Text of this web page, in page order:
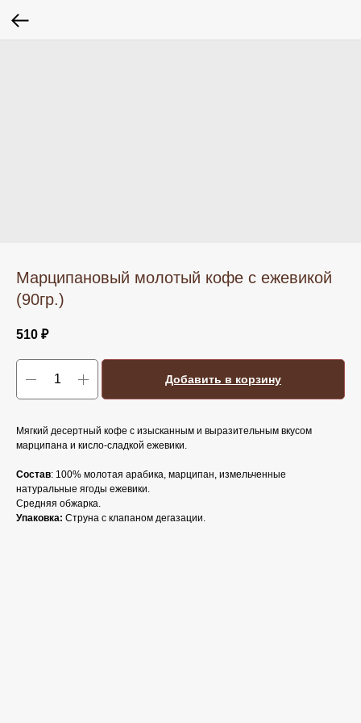
Марципановый молотый кофе с ежевикой
(90гр.)
510 ₽
Добавить в корзину
Мягкий десертный кофе с изысканным и выразительным вкусом
марципана и кисло-сладкой ежевики.
Состав: 100% молотая арабика, марципан, измельченные
натуральные ягоды ежевики.
Средняя обжарка.
Упаковка: Струна с клапаном дегазации.